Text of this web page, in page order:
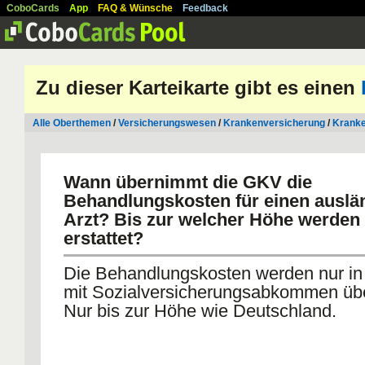
CoboCards App FAQ & Wünsche Feedback
Zu dieser Karteikarte gibt es einen
Alle Oberthemen /Versicherungswesen / Krankenversicherung /
Wann übernimmt die GKV die
Behandlungskosten für einen
Arzt? Bis zur welcher Höhe werden
erstattet?
Die Behandlungskosten werden nur
mit Sozialversicherungsabkommen
Nur bis zur Höhe wie Deutschland.